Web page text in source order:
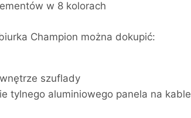
w 8 kolorach
Champion można dokupić:
szuflady
tylnego aluminiowego panela na kable